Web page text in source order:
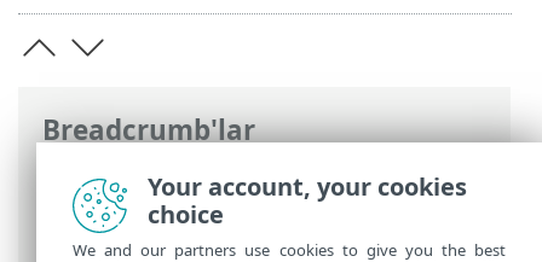
Breadcrumb'lar
ESET Online Yardım>ESET LiveGuard
Advanced
>ESET LiveGuard Advanced
Ürününü Kullanma
> Rapor Oluştur
Your account, your cookies
choice
We and our partners use cookies to give you the best